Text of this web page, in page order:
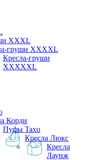
XXXL
груши XXXXL
Кресла-груши
XXXXXL
Корди
Пуфы Taxo
Кресла Люкс
Кресла
Лаунж